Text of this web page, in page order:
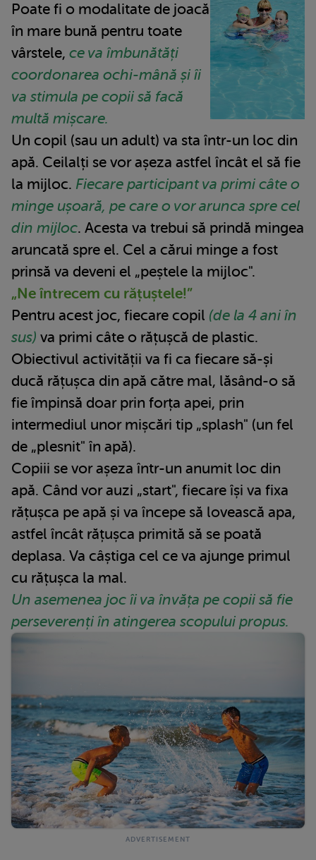
Poate fi o modalitate de joacă
în mare bună pentru toate
vârstele, ce va îmbunătăți
coordonarea ochi-mână și îi
va stimula pe copii să facă
multă mișcare.
Un copil (sau un adult) va sta într-un loc din
apă. Ceilalți se vor așeza astfel încât el să fie
la mijloc. Fiecare participant va primi câte o
minge ușoară, pe care o vor arunca spre cel
din mijloc. Acesta va trebui să prindă mingea
aruncată spre el. Cel a cărui minge a fost
prinsă va deveni el „peștele la mijloc".
„Ne întrecem cu rățuștele!”
Pentru acest joc, fiecare copil (de la 4 ani în
sus) va primi câte o rățușcă de plastic.
Obiectivul activității va fi ca fiecare să-și
ducă rățușca din apă către mal, lăsând-o să
fie împinsă doar prin forța apei, prin
intermediul unor mișcări tip „splash" (un fel
de „plesnit" în apă).
Copiii se vor așeza într-un anumit loc din
apă. Când vor auzi „start", fiecare își va fixa
rățușca pe apă și va începe să lovească apa,
astfel încât rățușca primită să se poată
deplasa. Va câștiga cel ce va ajunge primul
cu rățușca la mal.
Un asemenea joc îi va învăța pe copii să fie
perseverenți în atingerea scopului propus.